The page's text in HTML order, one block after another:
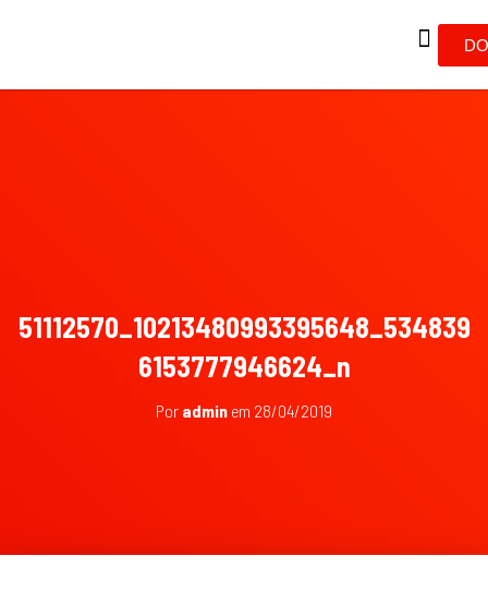
51112570_10213480993395648_534839
6153777946624_n
Por admin em 28/04/2019